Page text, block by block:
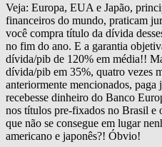
Veja: Europa, EUA e Japão,
financeiros do mundo, praticam
você compra título da dívida
no fim do ano. E a garantia
dívida/pib de 120% em média!!
dívida/pib em 35%, quatro vezes
anteriormente mencionados,
recebesse dinheiro do Banco
nos títulos pre-fixados no Brasil e
que não se consegue em lugar
americano e japonês?! Óbvio!